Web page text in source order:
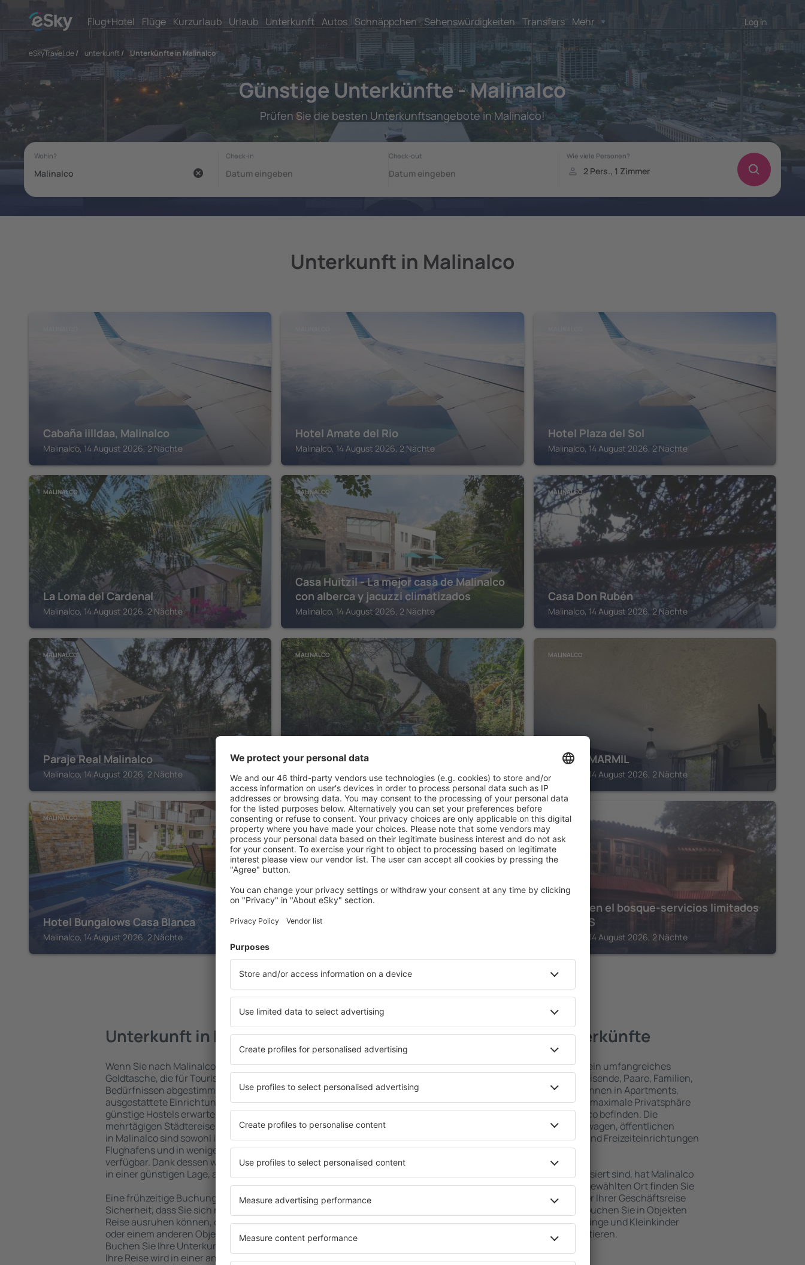
Flug+Hotel Flüge Kurzurlaub Urlaub Unterkunft Autos Schnäppchen Sehenswürdigkeiten Transfers Mehr Log in
eSkyTravel.de/ unterkunft / Unterkünfte in Malinalco
Günstige Unterkünfte - Malinalco
Prüfen Sie die besten Unterkunftsangebote in Malinalco!
Unterkunft in Malinalco
Cabaña iilldaa, Malinalco
Malinalco, 14 August 2026, 2 Nächte
Hotel Amate del Rio
Malinalco, 14 August 2026, 2 Nächte
Hotel Plaza del Sol
Malinalco, 14 August 2026, 2 Nächte
MALINALCO
La Loma del Cardenal
Malinalco, 14 August 2026, 2 Nächte
MALINALCO
Casa Huitzil - La mejor casa de Malinalco
con alberca y jacuzzi climatizados
Malinalco, 14 August 2026, 2 Nächte
MALINALCO
Casa Don Rubén
Malinalco, 14 August 2026, 2 Nächte
MALINALCO
Paraje Real Malinalco
Malinalco, 14 August 2026, 2 Nächte
MALINALCO
Canto de Aves
Malinalco, 14 August 2026, 2 Nächte
MALINALCO
GRUPO MARMIL
Malinalco, 14 August 2026, 2 Nächte
MALINALCO
Hotel Bungalows Casa Blanca
Malinalco, 14 August 2026, 2 Nächte
MALINALCO
CASA MOSHI
MALINALCO
Cabaña en el bosque-servicios limitados
LEERLOS
Malinalco, 14 August 2026, 2 Nächte
Unterkunft in Malinalco
Wenn Sie nach Malinalco reisen, finden Sie Unterkünfte für jede
Geldtasche, die für Touristen mit unterschiedlichen
Bedürfnissen abgestimmt sind. Geräumige und komfortabel
ausgestattete Einrichtungen mit vielen Annehmlichkeiten und
günstige Hostels erwarten die Besucher, wo sie während einer
mehrtägigen Städtereise übernachten können. Die Unterkünfte
in Malinalco sind sowohl im Zentrum als auch in der Nähe des
Flughafens und in weniger beliebten Stadtteilen oder Regionen
verfügbar. Dank dessen wählen Sie eine Unterkunft in Malinalco
in einer günstigen Lage, abhängig von Ihren weiteren Vorhaben.
Eine frühzeitige Buchung der Unterkunft in Malinalco gibt die
Sicherheit, dass Sie sich nach dem Erreichen des Ziels nach der
Reise ausruhen können, ohne nach einem Hotel, einer Wohnung
oder einem anderen Objekt für Reisende suchen zu müssen.
Buchen Sie Ihre Unterkunft vor dem Besuch von Malinalco und
Ihre Reise wird in einer angenehmeren Atmosphäre verlaufen.
Malinalco – beste Unterkünfte
Die Unterkünfte in Malinalco umfassen ein umfangreiches
Angebot von vielen Objekten für Alleinreisende, Paare, Familien,
Senioren und Gruppen. Die Besucher können in Apartments,
Hotels und Pensionen übernachten, die maximale Privatsphäre
bieten und sich im Zentrum von Malinalco befinden. Die
Annehmlichkeiten wie die Nähe zu Mietwagen, öffentlichen
Verkehrsmitteln, Geschäften, Service- und Freizeiteinrichtungen
sind die Garantie einer guten Erholung.
Wenn Sie an Luxusunterkünften interessiert sind, hat Malinalco
ein breites Angebot für Sie. An dem ausgewählten Ort finden Sie
alles, was Sie während Ihres Urlaubs oder Ihrer Geschäftsreise
benötigen. Die Unterkunft in Malinalco buchen Sie in Objekten
mit Einrichtungen für Behinderte, Säuglinge und Kleinkinder
sowie für Reisende zusammen mit Haustieren.